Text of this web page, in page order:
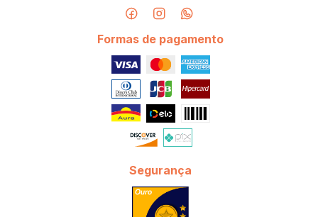
Formas de pagamento
Segurança